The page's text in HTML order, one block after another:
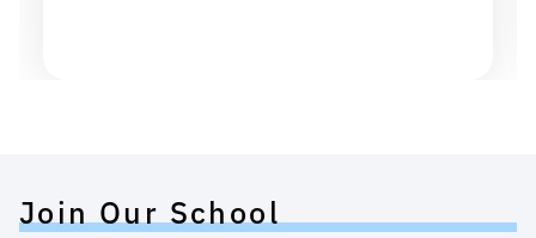
Join Our School